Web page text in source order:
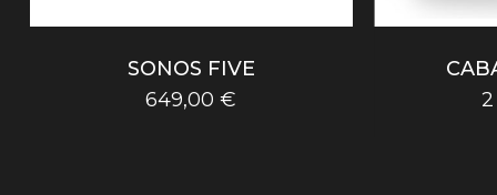
SONOS FIVE
649,00€